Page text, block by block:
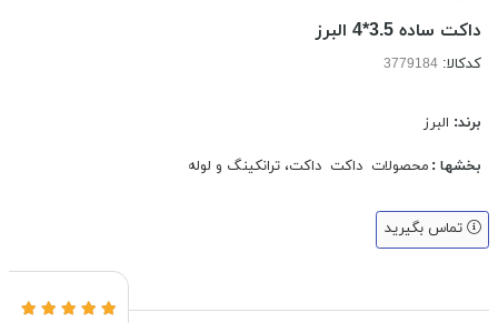
داکت ساده 3.5*4 البرز
کدکالا:
برند: البرز
بخشها : محصولات داکت داکت، ترانکینگ و لوله
تماس بگیرید